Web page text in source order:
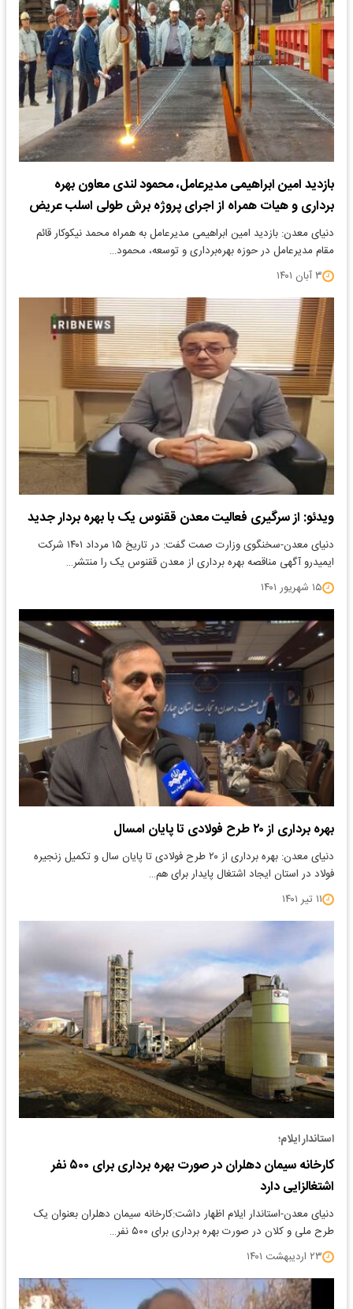
بازدید امین ابراهیمی مدیرعامل، محمود لندی معاون بهره
برداری و هیات همراه از اجرای پروژه برش طولی اسلب عریض
دنیای معدن: بازدید امین ابراهیمی مدیرعامل به همراه محمد نیکوکار قائم
مقام مدیرعامل در حوزه بهره‌برداری و توسعه، محمود…
۳ آبان ۱۴۰۱
ویدئو: از سرگیری فعالیت معدن ققنوس یک با بهره بردار جدید
دنیای معدن-سخنگوی وزارت صمت گفت: در تاریخ ۱۵ مرداد ۱۴۰۱ شرکت
ایمیدرو آگهی مناقصه بهره برداری از معدن ققنوس یک را منتشر…
۱۵ شهریور ۱۴۰۱
بهره برداری از ۲۰ طرح فولادی تا پایان امسال
دنیای معدن: بهره برداری از ۲۰ طرح فولادی تا پایان سال و تکمیل زنجیره
فولاد در استان ایجاد اشتغال پایدار برای هم…
۱۱ تیر ۱۴۰۱
استاندار ایلام؛
کارخانه سیمان دهلران در صورت بهره برداری برای ۵۰۰ نفر
اشتغالزایی دارد
دنیای معدن-استاندار ایلام اظهار داشت:کارخانه سیمان دهلران بعنوان یک
طرح ملی و کلان در صورت بهره برداری برای ۵۰۰ نفر…
۲۳ اردیبهشت ۱۴۰۱